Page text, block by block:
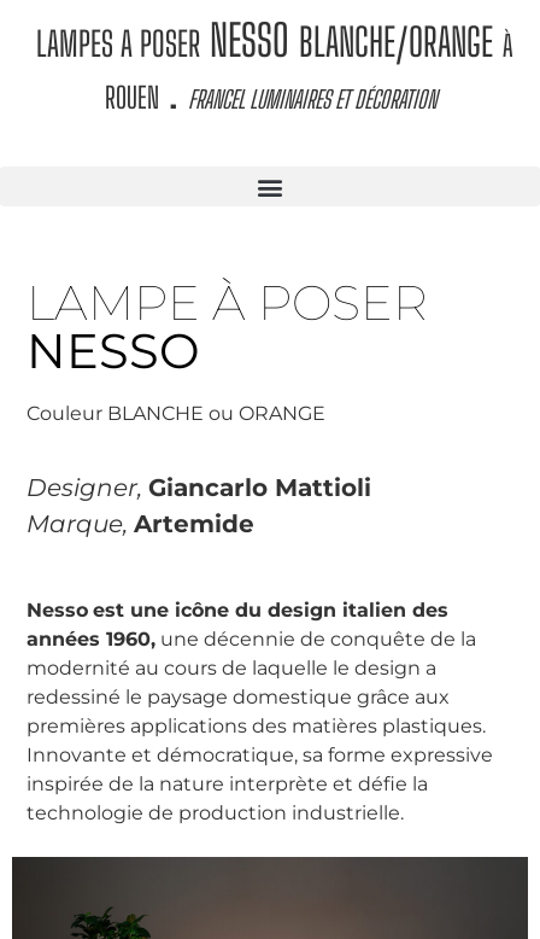
LAMPES A POSER NESSO BLANCHE/ORANGE À
ROUEN . FRANCEL LUMINAIRES ET DÉCORATION
LAMPE À POSER
NESSO
Couleur BLANCHE ou ORANGE
Designer,Giancarlo Mattioli
Marque,Artemide
Nesso est une icône du design italien des
années 1960, une décennie de conquête de la
modernité au cours de laquelle le design a
redessiné le paysage domestique grâce aux
premières applications des matières plastiques.
Innovante et démocratique, sa forme expressive
inspirée de la nature interprète et défie la
technologie de production industrielle.